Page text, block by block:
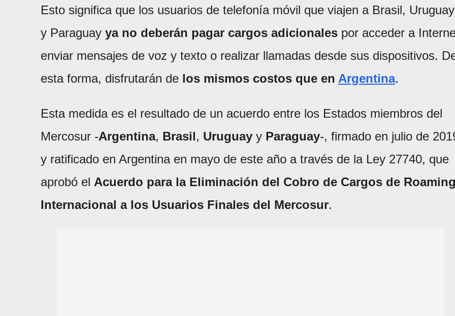
Esto significa que los usuarios de telefonía móvil que viajen a Brasil, Uruguay
y Paraguay ya no deberán pagar cargos adicionales por acceder a
enviar mensajes de voz y texto o realizar llamadas desde sus dispositivos.
esta forma, disfrutarán de los mismos costos que en Argentina.
Esta medida es el resultado de un acuerdo entre los Estados miembros del
Mercosur -Argentina, Brasil, Uruguay y Paraguay-, firmado en julio de
y ratificado en Argentina en mayo de este año a través de la Ley 27740, que
aprobó el Acuerdo para la Eliminación del Cobro de Cargos de
Internacional a los Usuarios Finales del Mercosur.